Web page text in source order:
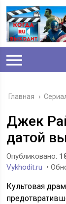
Главная ›
Джек
датой
Опубликовано:
Vykhodit.ru •
Культовая